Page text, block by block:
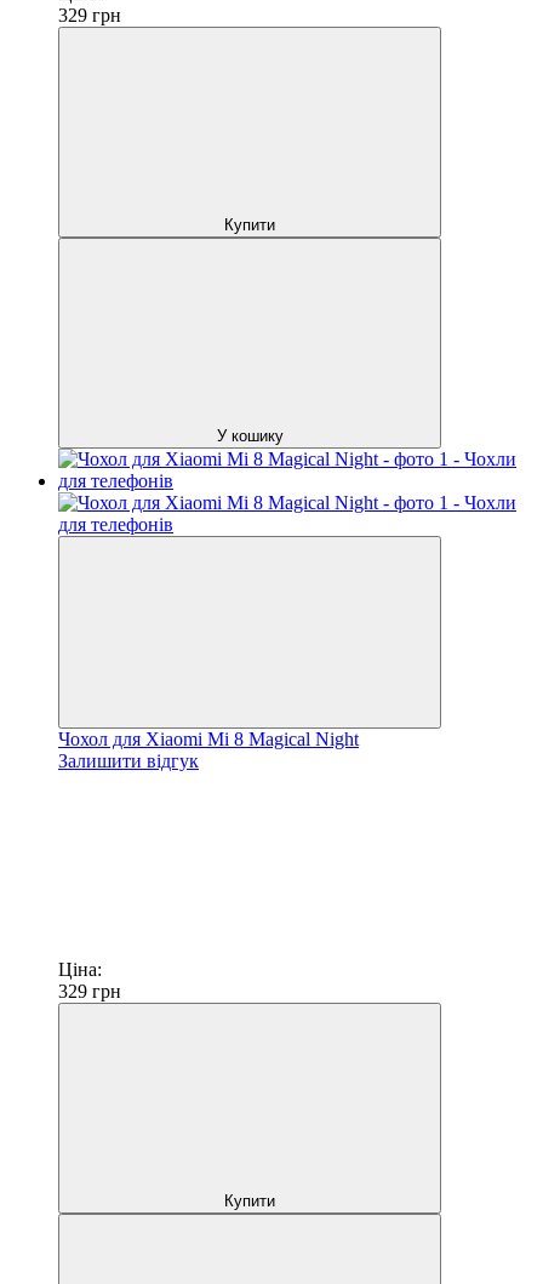
329 грн
Купити
У кошику
Чохол для Xiaomi Mi 8 Magical Night
Залишити відгук
Ціна:
329 грн
Купити